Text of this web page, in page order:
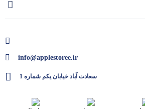
info@applestoree.ir
سعادت آباد خیابان یکم شماره 1